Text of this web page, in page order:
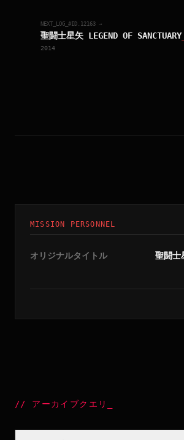
NEXT_LOG_#ID. 12163 →
聖闘士星矢 LEGEND OF SANCTUARY_
2014
MISSION PERSONNEL
オリジナルタイトル
聖闘士
// アーカイブクエリ